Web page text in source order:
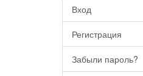
Вход
Регистрация
Забыли пароль?